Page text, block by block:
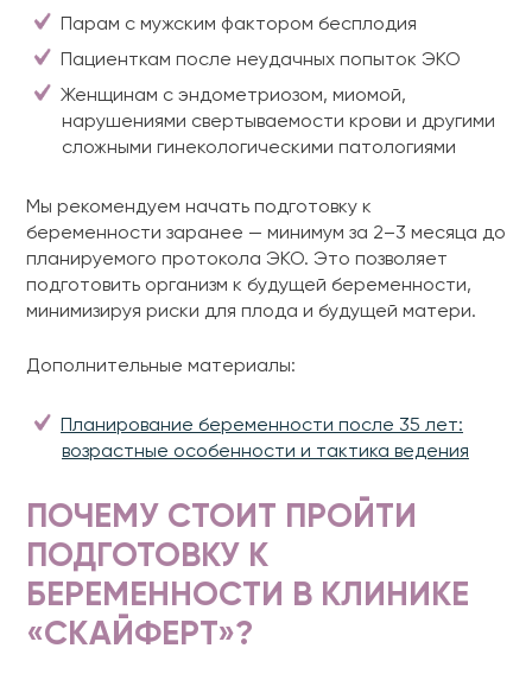
Парам с мужским фактором бесплодия
Пациенткам после неудачных попыток ЭКО
Женщинам с эндометриозом, миомой,
нарушениями свертываемости крови и другими
сложными гинекологическими патологиями
Мы рекомендуем начать подготовку к
беременности заранее — минимум за 2–3 месяца до
планируемого протокола ЭКО. Это позволяет
подготовить организм к будущей беременности,
минимизируя риски для плода и будущей матери.
Дополнительные материалы:
Планирование беременности после 35 лет:
возрастные особенности и тактика ведения
ПОЧЕМУ СТОИТ ПРОЙТИ
ПОДГОТОВКУ К
БЕРЕМЕННОСТИ В КЛИНИКЕ
«СКАЙФЕРТ»?